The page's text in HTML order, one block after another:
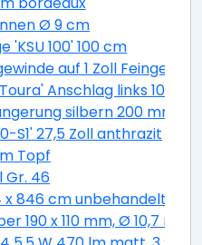
Ø 9 cm
100' 100 cm
auf 1 Zoll
Anschlag links 100 x
silbern 200 mm 11-
S1' 27,5 Zoll anthrazit
Topf
Gr. 46
846 cm unbehandelt 6
190 x 110 mm, Ø 10,7 mm